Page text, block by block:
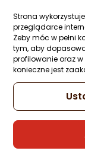
Strona
przeglądarce
Żeby móc w pełni
tym, aby
profilowanie oraz
konieczne jest